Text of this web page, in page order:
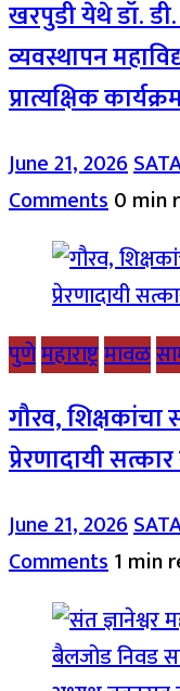
खरपुडी येथे डॉ.
व्यवस्थापन
प्रात्यक्षिक
June 21, 2026
Comments0 min
पुणेमहाराष्ट्रमावळ
गौरव, शिक्षकांचा
प्रेरणादायी
June 21, 2026
Comments1 min